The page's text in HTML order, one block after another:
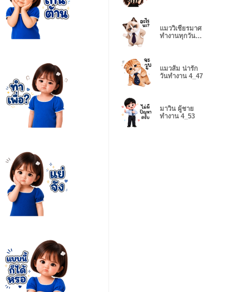
แมววิเชียรมาศ
ทำงานทุกวัน
แมวส้ม น่ารัก
วันทำงาน 4_47
มาวิน ผู้ชาย
ทำงาน 4_53